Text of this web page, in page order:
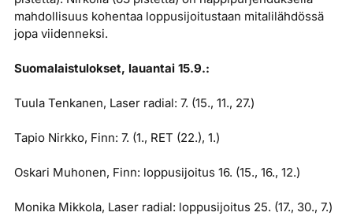
mahdollisuus kohentaa loppusijoitustaan mitalilähdössä
jopa viidenneksi.
Suomalaistulokset, lauantai 15.9.:
Tuula Tenkanen, Laser radial: 7. (15., 11., 27.)
Tapio Nirkko, Finn: 7. (1., RET (22.), 1.)
Oskari Muhonen, Finn: loppusijoitus 16. (15., 16., 12.)
Monika Mikkola, Laser radial: loppusijoitus 25. (17., 30., 7.)